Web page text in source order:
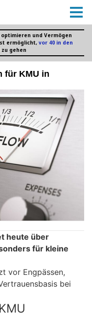
für KMU in
heute über
für kleine
vor Engpässen,
bei